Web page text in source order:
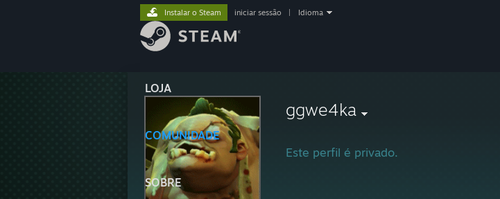
LOJA
COMUNIDADE
SOBRE
Instalar o Steam iniciar sessão Idioma
ggwe4ka
Este perfil é privado.